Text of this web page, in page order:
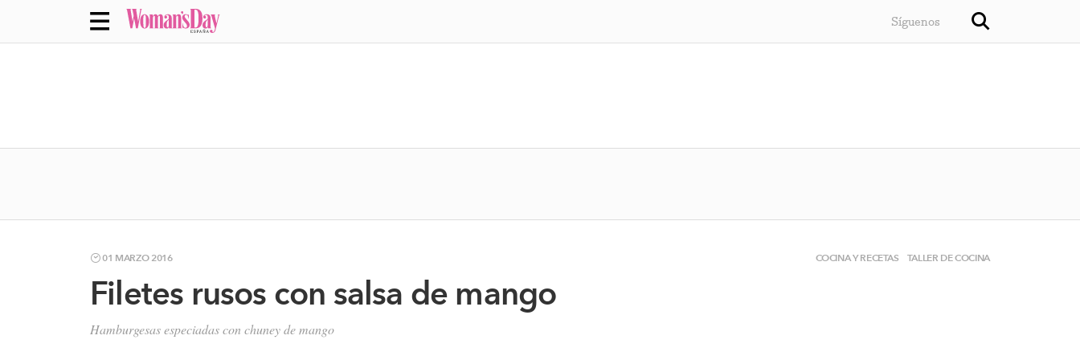
Síguenos
01 MARZO 2016 COCINA Y RECETAS TALLER DE COCINA
Filetes rusos con salsa de mango
Hamburgesas especiadas con chuney de mango